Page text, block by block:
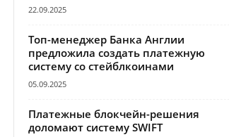
22.09.2025
Топ-менеджер Банка Англии
предложила создать платежную
систему со стейблкоинами
05.09.2025
Платежные блокчейн-решения
доломают систему SWIFT